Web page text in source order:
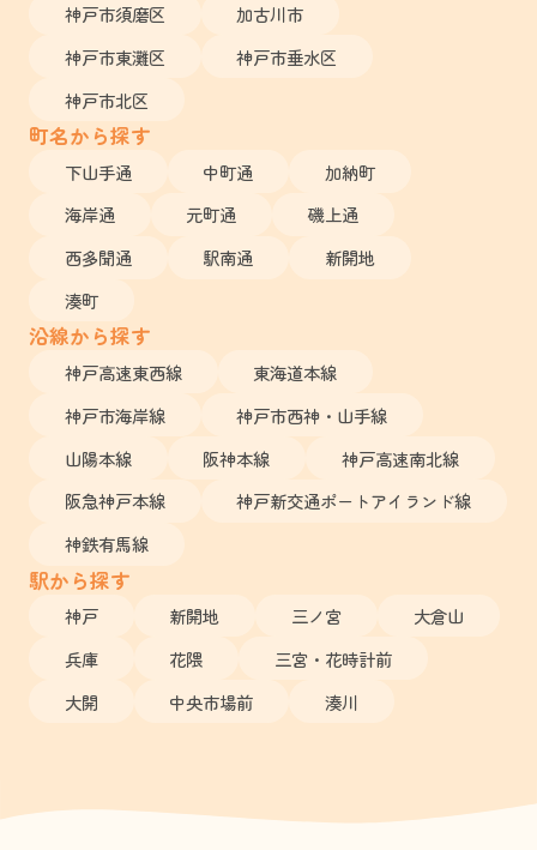
神戸市須磨区
加古川市
神戸市東灘区
神戸市垂水区
神戸市北区
町名から探す
下山手通 中町通
加納町
海岸通
元町通
磯上通
西多聞通
駅南通
新開地
湊町
沿線から探す
神戸高速東西線
東海道本線
神戸市海岸線
神戸市西神・山手線
山陽本線
阪神本線
神戸高速南北線
阪急神戸本線
神戸新交通ポートアイランド線
神鉄有馬線
駅から探す
神戸 新開地 三ノ宮
大倉山
兵庫
花隈
三宮・花時計前
大開
中央市場前 湊川